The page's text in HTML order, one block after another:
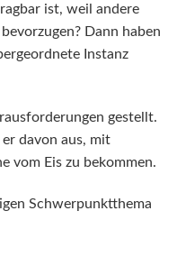
ist, weil andere
Dann haben
Instanz
gestellt.
davon aus, mit
vom Eis zu bekommen.
Schwerpunktthema